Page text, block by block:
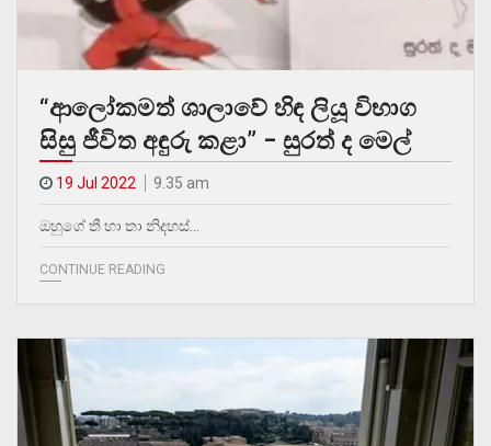
“ආලෝකමත් ශාලාවේ හිඳ ලියූ විභාග
සිසු ජීවිත අඳුරු කළා” – සුරත් ද මෙල්
19 Jul 2022 9.35 am
ඔහුගේ තී හා තා නිදහස්…
CONTINUE READING